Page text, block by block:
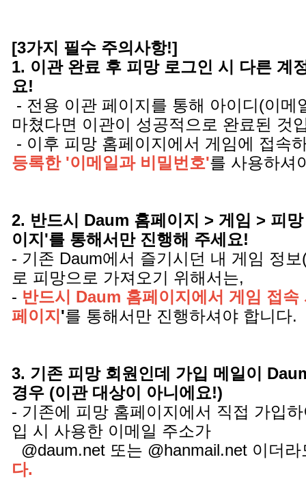
[3가지 필수 주의사항!]
1. 이관 완료 후 피망 로그인 시 다른 계
요!
- 전용 이관 페이지를 통해 아이디(이메
마쳤다면 이관이 성공적으로 완료된 것
- 이후 피망 홈페이지에서 게임에 접속
등록한 '이메일과 비밀번호'를 사용하셔
2. 반드시 Daum 홈페이지 > 게임 > 피
이지'를 통해서만 진행해 주세요!
- 기존 Daum에서 즐기시던 내 게임 정
로 피망으로 가져오기 위해서는,
- 반드시 Daum 홈페이지에서 게임 접
페이지 '를 통해서만 진행하셔야 합니다.
3. 기존 피망 회원인데 가입 메일이
경우 (이관 대상이 아니에요!)
- 기존에 피망 홈페이지에서 직접 가입
입 시 사용한 이메일 주소가
@daum.net 또는 @hanmail.net 이더
다.